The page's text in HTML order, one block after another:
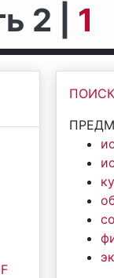
2 | 1